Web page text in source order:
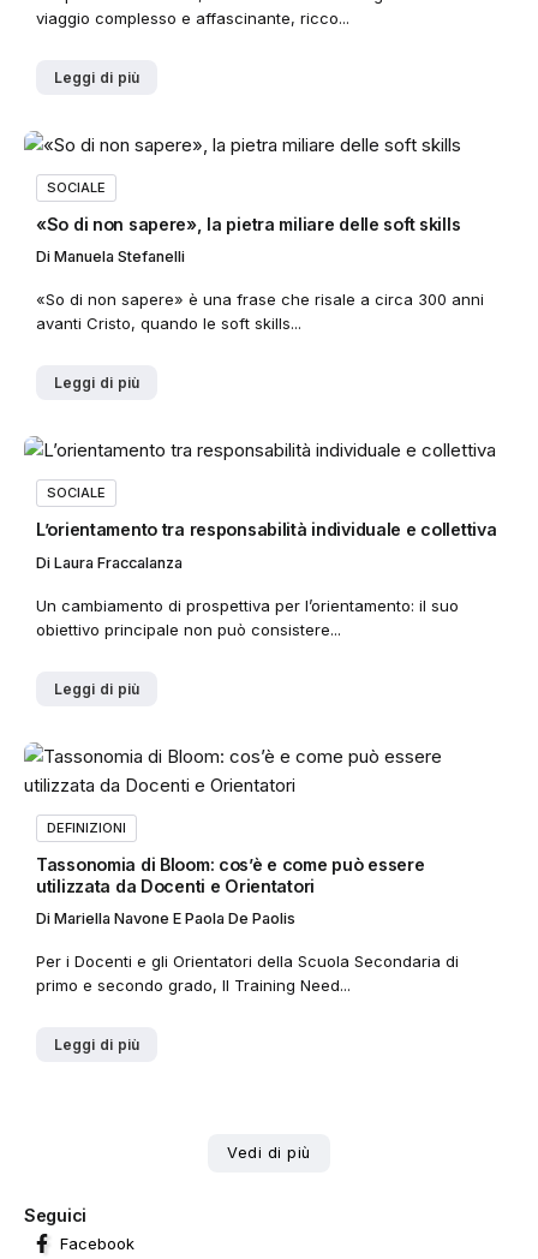
Seguici
Facebook
viaggio complesso e affascinante, ricco...
Leggi di più
SOCIALE
«So di non sapere», la pietra miliare delle soft skills
Di Manuela Stefanelli
«So di non sapere» è una frase che risale a circa 300 anni
avanti Cristo, quando le soft skills...
Leggi di più
SOCIALE
L’orientamento tra responsabilità individuale e collettiva
Di Laura Fraccalanza
Un cambiamento di prospettiva per l’orientamento: il suo
obiettivo principale non può consistere...
Leggi di più
DEFINIZIONI
Tassonomia di Bloom: cos’è e come può essere
utilizzata da Docenti e Orientatori
Di Mariella Navone E Paola De Paolis
Per i Docenti e gli Orientatori della Scuola Secondaria di
primo e secondo grado, Il Training Need...
Leggi di più
Vedi di più